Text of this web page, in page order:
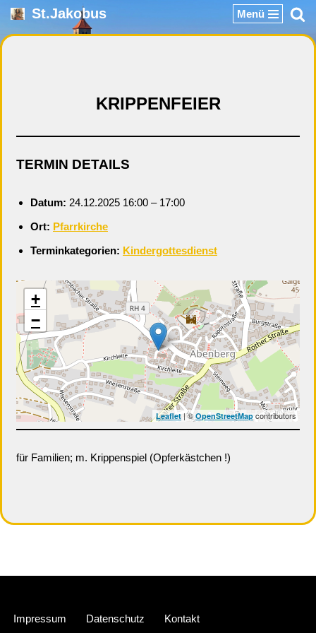
Zum
St.Jakobus Menü
KRIPPENFEIER
TERMIN DETAILS
Datum: 24.12.2025 16:00 – 17:00
Ort: Pfarrkirche
Terminkategorien: Kindergottesdienst
+
−
Leaflet| © OpenStreetMapcontributors
für Familien; m. Krippenspiel (Opferkästchen !)
Impressum Datenschutz Kontakt